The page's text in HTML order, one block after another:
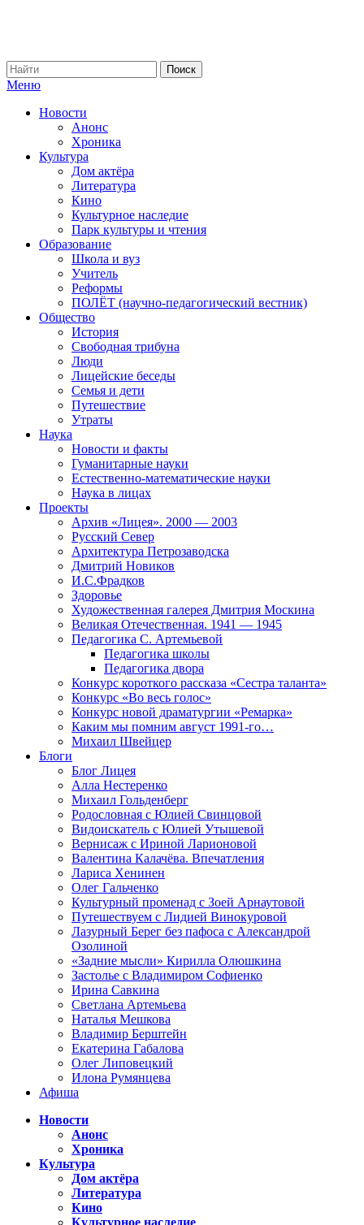
Меню
Новости
Анонс
Хроника
Культура
Дом актёра
Литература
Кино
Культурное наследие
Парк культуры и чтения
Образование
Школа и вуз
Учитель
Реформы
ПОЛЁТ (научно-педагогический вестник)
Общество
История
Свободная трибуна
Люди
Лицейские беседы
Семья и дети
Путешествие
Утраты
Наука
Новости и факты
Гуманитарные науки
Естественно-математические науки
Наука в лицах
Проекты
Архив «Лицея». 2000 — 2003
Русский Север
Архитектура Петрозаводска
Дмитрий Новиков
И.С.Фрадков
Здоровье
Художественная галерея Дмитрия Москина
Великая Отечественная. 1941 — 1945
Педагогика С. Артемьевой
Педагогика школы
Педагогика двора
Конкурс короткого рассказа «Сестра таланта»
Конкурс «Во весь голос»
Конкурс новой драматургии «Ремарка»
Каким мы помним август 1991-го…
Михаил Швейцер
Блоги
Блог Лицея
Алла Нестеренко
Михаил Гольденберг
Родословная с Юлией Свинцовой
Видоискатель с Юлией Утышевой
Вернисаж с Ириной Ларионовой
Валентина Калачёва. Впечатления
Лариса Хенинен
Олег Гальченко
Культурный променад с Зоей Арнаутовой
Путешествуем с Лидией Винокуровой
Лазурный Берег без пафоса с Александрой
Озолиной
«Задние мысли» Кирилла Олюшкина
Застолье с Владимиром Софиенко
Ирина Савкина
Светлана Артемьева
Наталья Мешкова
Владимир Берштейн
Екатерина Габалова
Олег Липовецкий
Илона Румянцева
Афиша
Новости
Анонс
Хроника
Культура
Дом актёра
Литература
Кино